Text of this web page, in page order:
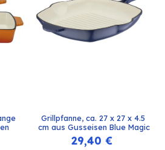
Grillpfanne, ca. 27 x 27 x 4.5
cm aus Gusseisen Blue Magic
29,40 €